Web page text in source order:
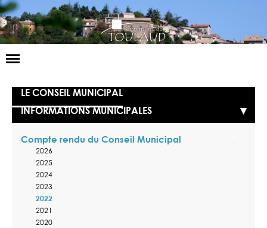
Basculer
LA MAIRIE
NOS SERVICES
LA VIE LOCALE
LE CONSEIL MUNICIPAL
INFORMATIONS MUNICIPALES
Compte rendu du Conseil Municipal
2026
2025
2024
2023
2022
2021
2020